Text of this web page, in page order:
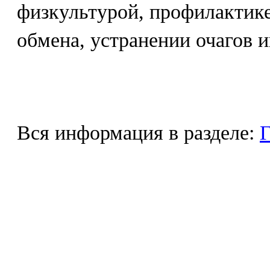
физкультурой,
обмена, устранении очагов
Вся информация в разделе: